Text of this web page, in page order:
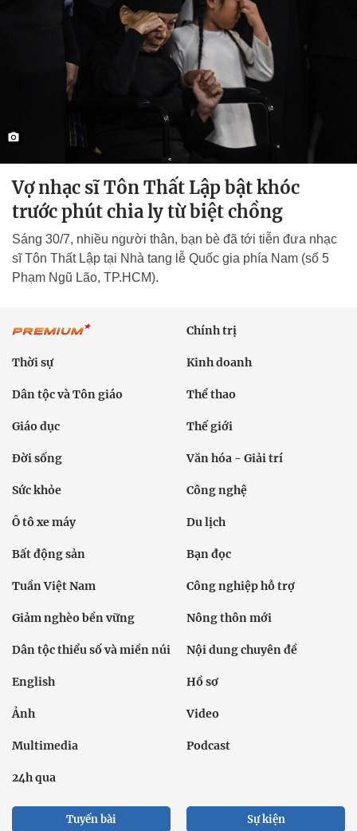
Vợ nhạc sĩ Tôn Thất Lập bật khóc
trước phút chia ly từ biệt chồng
Sáng 30/7, nhiều người thân, bạn bè đã tới tiễn đưa nhạc
sĩ Tôn Thất Lập tại Nhà tang lễ Quốc gia phía Nam (số 5
Phạm Ngũ Lão, TP.HCM).
Chính trị
Thời sự Kinh doanh
Dân tộc và Tôn giáo Thể thao
Giáo dục Thế giới
Đời sống Văn hóa - Giải trí
Sức khỏe Công nghệ
Ô tô xe máy Du lịch
Bất động sản Bạn đọc
Tuần Việt Nam Công nghiệp hỗ trợ
Giảm nghèo bền vững Nông thôn mới
Dân tộc thiểu số và miền núi Nội dung chuyên đề
English Hồ sơ
Ảnh Video
Multimedia Podcast
24h qua
Tuyến bài Sự kiện